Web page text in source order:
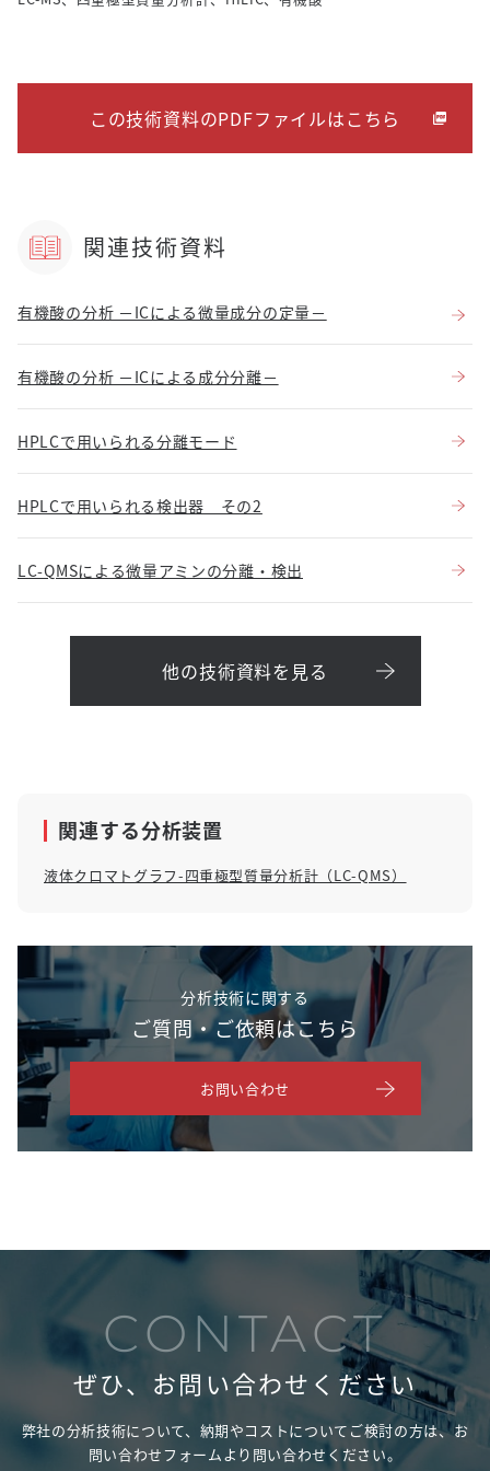
この技術資料のPDFファイルはこちら
関連技術資料
有機酸の分析 －ICによる微量成分の定量－
有機酸の分析 －ICによる成分分離－
HPLCで用いられる分離モード
HPLCで用いられる検出器 その2
LC-QMSによる微量アミンの分離・検出
他の技術資料を見る
関連する分析装置
液体クロマトグラフ-四重極型質量分析計（LC-QMS）
分析技術に関する
ご質問・ご依頼はこちら
お問い合わせ
CONTACT
ぜひ、お問い合わせください
弊社の分析技術について、納期やコストについてご検討の方は、お
問い合わせフォームより問い合わせください。